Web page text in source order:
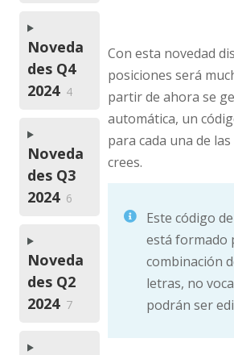
Con esta novedad
posiciones será
partir de ahora se
automática, un
para cada una de
crees.
Este código
está formado
combinación
letras, no
podrán ser
Noveda
des Q4
2024 4
Noveda
des Q3
2024 6
Noveda
des Q2
2024 7